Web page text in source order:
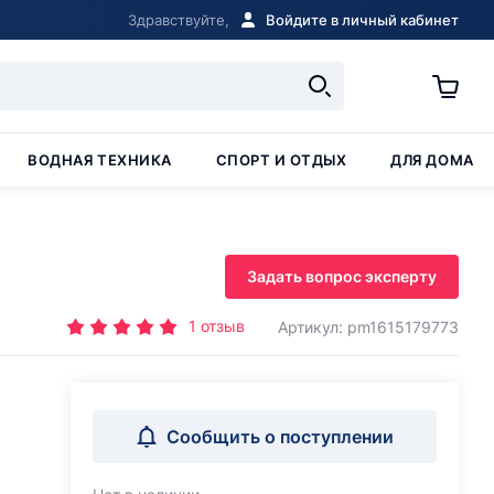
Здравствуйте, Войдите в личный кабинет
ВОДНАЯ ТЕХНИКА СПОРТ И ОТДЫХ ДЛЯ ДОМА
Задать вопрос эксперту
1 отзыв Артикул: pm1615179773
Сообщить о поступлении